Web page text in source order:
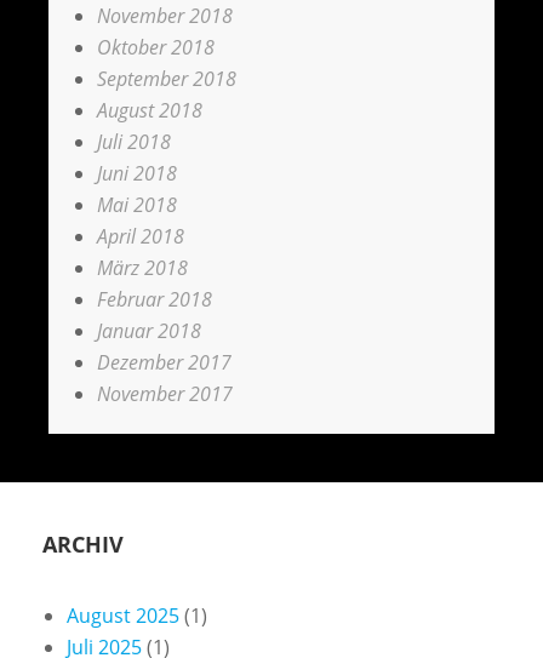
November 2018
Oktober 2018
September 2018
August 2018
Juli 2018
Juni 2018
Mai 2018
April 2018
März 2018
Februar 2018
Januar 2018
Dezember 2017
November 2017
ARCHIV
August 2025(1)
Juli 2025(1)